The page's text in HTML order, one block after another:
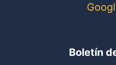
Boletín